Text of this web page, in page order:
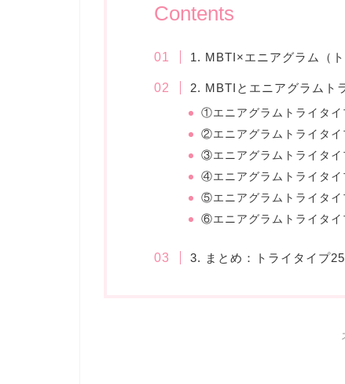
Contents
1. MBTI×エニアグラム（
2. MBTIとエニアグラムト
①エニアグラムトライタ
②エニアグラムトライタ
③エニアグラムトライタ
④エニアグラムトライタ
⑤エニアグラムトライタ
⑥エニアグラムトライタ
3. まとめ：トライタイプ